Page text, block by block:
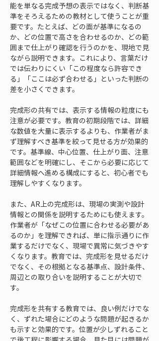
能を単なる完成予想の表示ではなく、判断基
準をそろえるための教材として使うことが重
要です。たとえば、どの面が基準になるの
か、どの位置で高さを合わせるのか、どの範
囲まで仕上がり確認を行うのかを、現地で見
ながら説明できます。これにより、言葉だけ
では伝わりにくい「この程度なら許容でき
る」「ここは必ず合わせる」といった判断の
差を小さくできます。
完成形の共有では、表示する情報の粒度にも
注意が必要です。教育の初期段階では、詳細
な数値を大量に表示するよりも、作業者がま
ず理解すべき基準を絞って見せる方が効果的
です。基準線、中心位置、仕上がり面、注意
範囲などを明確にし、そこから必要に応じて
詳細情報へ進める構成にすると、初心者でも
理解しやすくなります。
また、AR上の完成形は、現場の実測や設計
情報との関係を説明するためにも使えます。
作業者が「なぜこの位置に合わせる必要があ
るのか」を理解できれば、単に指示通りに作
業するだけでなく、現場で異常に気づきやす
くなります。教育では、完成形を見せるだけ
でなく、その根拠となる基準点、設計条件、
周辺との取り合いを説明することが大切で
す。
完成形を共有する教育では、良い例だけでな
く、ずれた場合にどのような問題が起きるか
も示すと効果的です。位置が少しずれること